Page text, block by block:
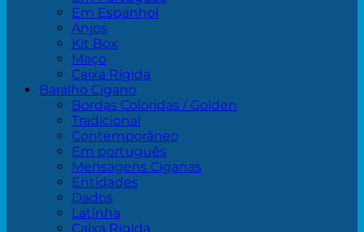
Em Espanhol
Anjos
Kit Box
Maço
Caixa Rígida
Baralho Cigano
Bordas Coloridas / Golden
Tradicional
Contemporâneo
Em português
Mensagens Ciganas
Entidades
Dados
Latinha
Caixa Rígida